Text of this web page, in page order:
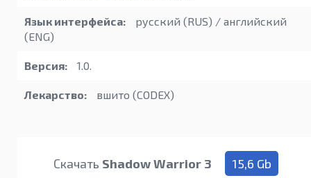
Язык интерфейса:
русский (RUS) / английский
(ENG)
Версия: 1.0.
Лекарство: вшито (CODEX)
Скачать Shadow Warrior 3 15,6 Gb